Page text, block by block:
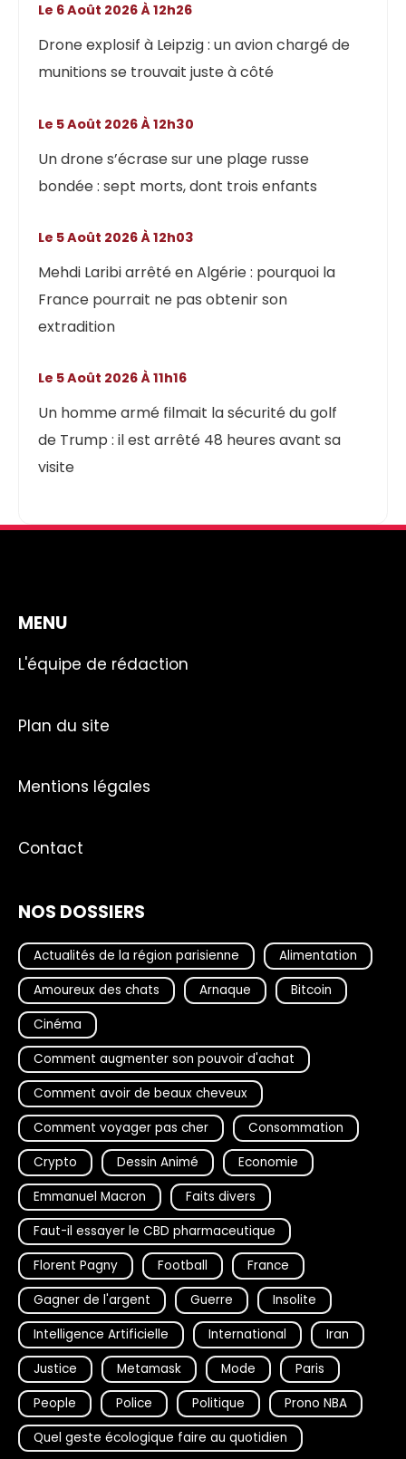
Drone explosif à Leipzig : un avion chargé de
munitions se trouvait juste à côté
Le 6 Août 2026 À 12h26
Un drone s’écrase sur une plage russe
bondée : sept morts, dont trois enfants
Le 5 Août 2026 À 12h30
Mehdi Laribi arrêté en Algérie : pourquoi la
France pourrait ne pas obtenir son
extradition
Le 5 Août 2026 À 12h03
Un homme armé filmait la sécurité du golf
de Trump : il est arrêté 48 heures avant sa
visite
Le 5 Août 2026 À 11h16
MENU
L'équipe de rédaction
Plan du site
Mentions légales
Contact
NOS DOSSIERS
Actualités de la région parisienne
Alimentation
Amoureux des chats
Arnaque
Bitcoin
Cinéma
Comment augmenter son pouvoir d'achat
Comment avoir de beaux cheveux
Comment voyager pas cher
Consommation
Crypto
Dessin Animé
Economie
Emmanuel Macron
Faits divers
Faut-il essayer le CBD pharmaceutique
Florent Pagny
Football
France
Gagner de l'argent
Guerre
Insolite
Intelligence Artificielle
International
Iran
Justice
Metamask Mode
Paris
People
Police Politique
Prono NBA
Quel geste écologique faire au quotidien